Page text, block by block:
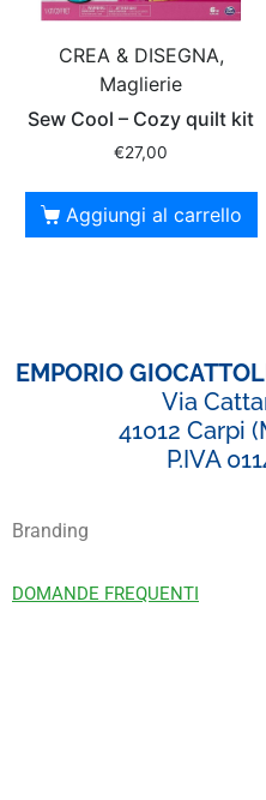
CREA & DISEGNA,
Maglierie
Sew Cool – Cozy quilt kit
€27,00
Aggiungi al carrello
EMPORIO
Via
41012 Carpi
P.IVA
Branding
DOMANDE FREQUENTI